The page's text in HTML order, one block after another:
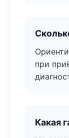
при
Какая